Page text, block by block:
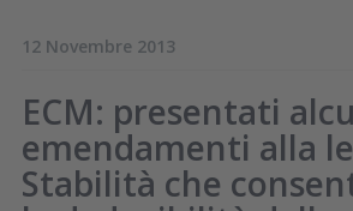
12 Novembre 2013
ECM: presentati
emendamenti alla
Stabilità che